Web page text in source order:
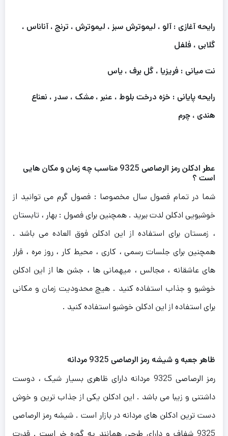
رایحه آغازی : آلو ، لیموترش سبز ، لیموترش ، ترنج ، آناناس ،
گلابی ، فلفل
نت میانی : فریزیا ، گل برف ، یاس
رایحه پایانی : خزه درخت بلوط ، عنبر ، مشک ، سدر ، نعناع
هندی ، چرم
عطر ادکلن رمز الرصاصی 9325 مناسب چه زمان و مکان هایی
است ؟
شما در تمام فصول سال مخصوصا : فصول گرم می توانید از
خوشبویی ادکلن لدت ببرید . همچنین برای فصول : بهار ، تابستان
، زمستان برای استفاده از این ادکلن فوق العاده می باشد .
همچنین برای جلسات رسمی ، کاری ، محیط کار ، روز مره ، قرار
های عاشقانه ، مجالس ، میهمانی ها ، جشن ها از این ادکلن
خوشبو و جذاب استفاده کنید . هیچ محدودیت زمان و مکانی
برای استفاده از این ادکلن خوشبو استفاده کنید .
ظاهر جعبه و شیشه رمز الرصاصی 9325 مردانه
رمز الرصاصی 9325 مردانه دارای ظاهری بسیار شیک ، دوست
داشتنی و زیبا می باشد . این ادکلن یکی از جذاب ترین و خوش
دست ترین ادکلن های مردانه در بازار است . شیشه رمز الرصاصی